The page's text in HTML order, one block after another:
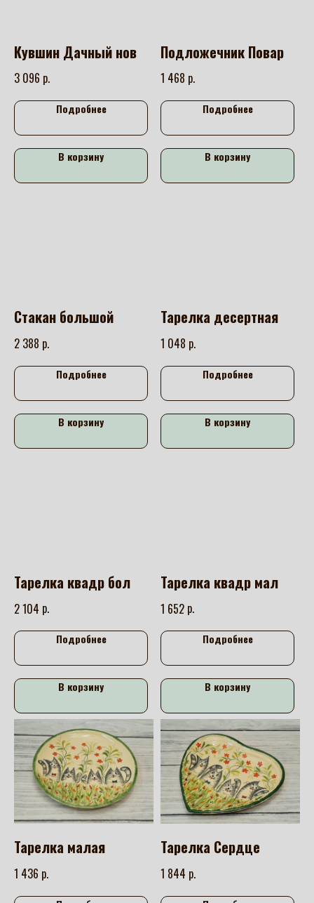
Кувшин Дачный нов
3 096 р.
Подробнее
В корзину
Подложечник Повар
1 468 р.
Подробнее
В корзину
Стакан большой
2 388 р.
Подробнее
В корзину
Тарелка десертная
1 048 р.
Подробнее
В корзину
Тарелка квадр бол
2 104 р.
Подробнее
В корзину
Тарелка квадр мал
1 652 р.
Подробнее
В корзину
Тарелка малая
1 436 р.
Тарелка Сердце
1 844 р.